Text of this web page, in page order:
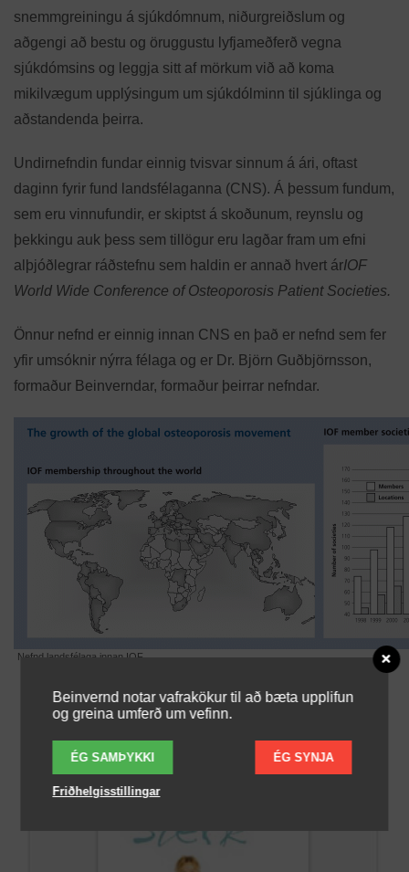
snemmgreiningu á sjúkdómnum, niðurgreiðslum og
aðgengi að bestu og öruggustu lyfjameðferð vegna
sjúkdómsins og leggja sitt af mörkum við að koma
mikilvægum upplýsingum um sjúkdólminn til sjúklinga og
aðstandenda þeirra.
Undirnefndin fundar einnig tvisvar sinnum á ári, oftast
daginn fyrir fund landsfélaganna (CNS). Á þessum fundum,
sem eru vinnufundir, er skiptst á skoðunum, reynslu og
þekkingu auk þess sem tillögur eru lagðar fram um efni
alþjóðlegrar ráðstefnu sem haldin er annað hvert árIOF
World Wide Conference of Osteoporosis Patient Societies.
Önnur nefnd er einnig innan CNS en það er nefnd sem fer
yfir umsóknir nýrra félaga og er Dr. Björn Guðbjörnsson,
formaður Beinverndar, formaður þeirrar nefndar.
Nefnd landsfélaga innan IOF
Beinvernd notar vafrakökur til að bæta upplifun
og greina umferð um vefinn.
ÉG SAMÞYKKI ÉG SYNJA
Friðhelgisstillingar